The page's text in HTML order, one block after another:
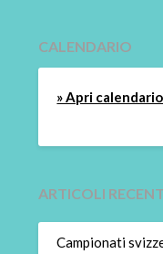
CALENDARIO
» Apri calendario
ARTICOLI
Campionati